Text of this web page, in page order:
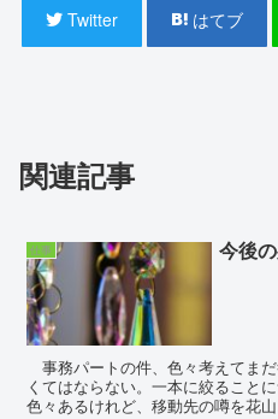
Twitter はてブ
関連記事
仕事 今後
事務パートの件、色々考えてま
くてはならない。一本に絞ること
色々あるけれど、移動先の噂を花